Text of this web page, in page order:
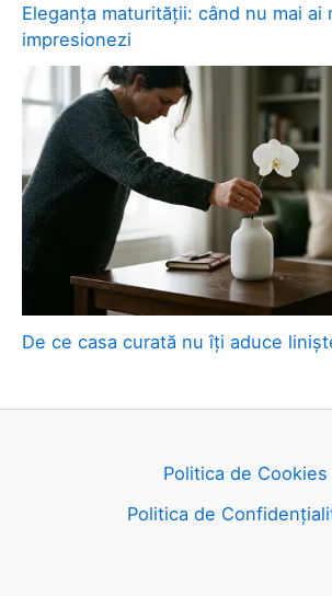
Eleganța maturității: când nu mai ai
impresionezi
De ce casa curată nu îți aduce
Politica de Cookies
Politica de